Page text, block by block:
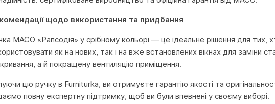
щодо використання та придбання
MACO «Рапсодія» у срібному кольорі — це ідеальне рішення для тих,
як на нових, так і на вже встановлених вікнах для заміни
а й покращену вентиляцію приміщення.
цю ручку в Furniturka, ви отримуєте гарантію якості та
повну експертну підтримку, щоб ви були впевнені у своєму виборі.